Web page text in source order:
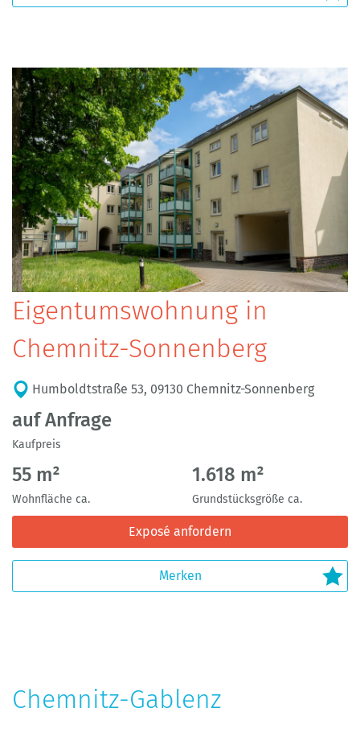
Eigentumswohnung in
Chemnitz-Sonnenberg
Humboldtstraße 53, 09130 Chemnitz-Sonnenberg
auf Anfrage
Kaufpreis
55 m²
Wohnfläche ca.
1.618 m²
Grundstücksgröße ca.
Exposé anfordern
Chemnitz-Gablenz